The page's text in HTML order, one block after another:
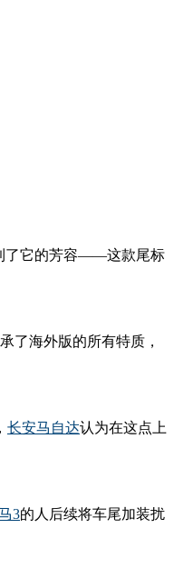
了它的芳容——这款尾标
了海外版的所有特质，
长安马自达认为在这点上
3的人后续将车尾加装扰